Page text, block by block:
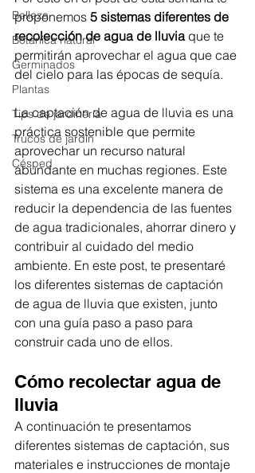
Belleza
Botánica natural
Germinados
Plantas
Tips de jardinería
Trucos de jardín
Césped
proponemos 5 sistemas diferentes de
recolección de agua de lluvia que te
permitirán aprovechar el agua que cae
del cielo para las épocas de sequía.
La captación de agua de lluvia es una
práctica sostenible que permite
aprovechar un recurso natural
abundante en muchas regiones. Este
sistema es una excelente manera de
reducir la dependencia de las fuentes
de agua tradicionales, ahorrar dinero y
contribuir al cuidado del medio
ambiente. En este post, te presentaré
los diferentes sistemas de captación
de agua de lluvia que existen, junto
con una guía paso a paso para
construir cada uno de ellos.
Cómo recolectar agua de
lluvia
A continuación te presentamos
diferentes sistemas de captación, sus
materiales e instrucciones de montaje